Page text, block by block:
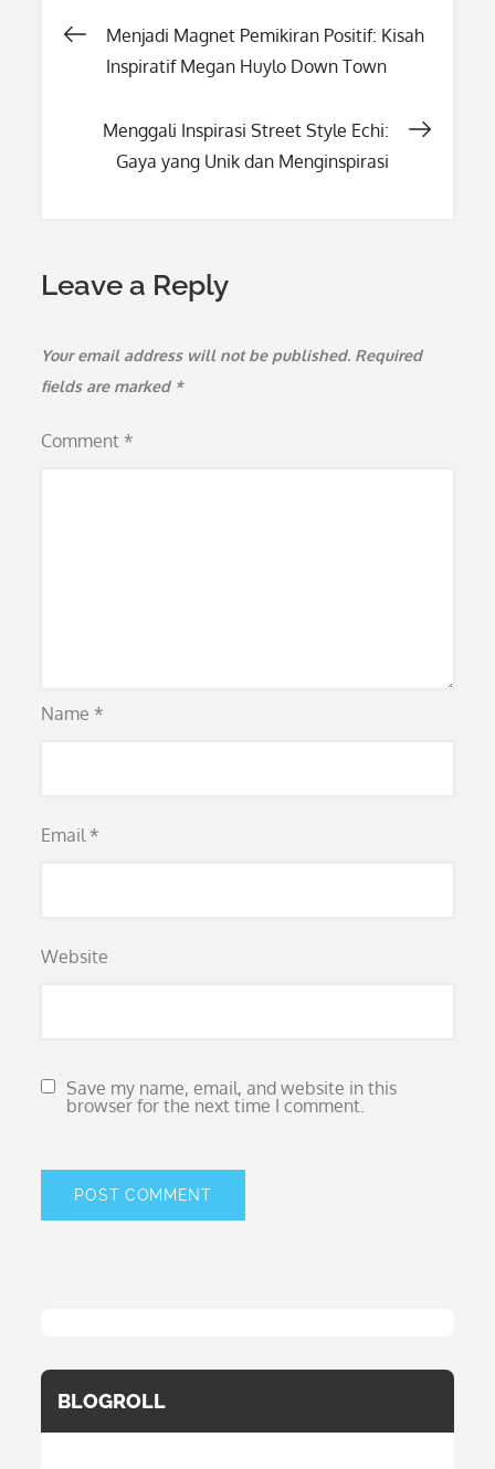
Post
Menjadi Magnet Pemikiran Positif: Kisah
Inspiratif Megan Huylo Down Town
Menggali Inspirasi Street Style Echi:
Gaya yang Unik dan Menginspirasi
Leave a Reply
Your email address will not be published. Required
fields are marked *
Comment *
Name *
Email *
Website
Save my name, email, and website in this
browser for the next time I comment.
BLOGROLL